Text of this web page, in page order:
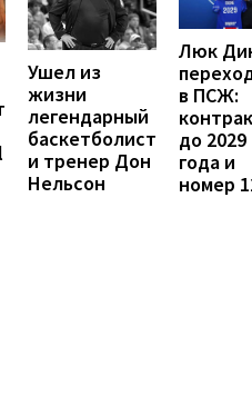
Ушел из
жизни
легендарный
баскетболист
и тренер Дон
Нельсон
Люк
в ПСЖ:
до 2029
года и
номер